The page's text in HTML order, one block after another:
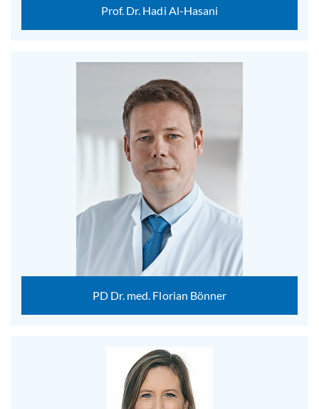
Prof. Dr. Hadi Al-Hasani
PD Dr. med. Florian Bönner